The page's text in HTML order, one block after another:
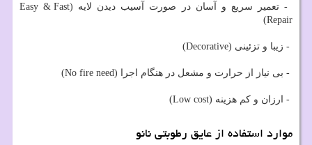
- تعمیر سریع و آسان در صورت آسیب دیدن لایه (Easy & Fast
Repair)
- زیبا و تزئینی (Decorative)
- بی نیاز از حرارت و مشعل در هنگام اجرا (No fire need)
- ارزان و کم هزینه (Low cost)
موارد استفاده از عایق رطوبتی نانو